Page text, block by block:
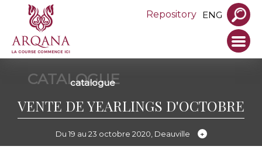
Repository ENG
CATALOGUE
catalogue
VENTE DE YEARLINGS D'OCTOBRE
Du 19 au 23 octobre 2020, Deauville